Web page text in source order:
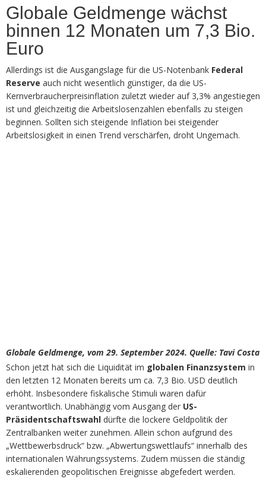
Globale Geldmenge wächst
binnen 12 Monaten um 7,3 Bio.
Euro
Allerdings ist die Ausgangslage für die US-Notenbank Federal
Reserve auch nicht wesentlich günstiger, da die US-
Kernverbraucherpreisinflation zuletzt wieder auf 3,3% angestiegen
ist und gleichzeitig die Arbeitslosenzahlen ebenfalls zu steigen
beginnen. Sollten sich steigende Inflation bei steigender
Arbeitslosigkeit in einen Trend verschärfen, droht Ungemach.
Globale Geldmenge, vom 29. September 2024. Quelle: Tavi Costa
Schon jetzt hat sich die Liquidität im globalen Finanzsystem in
den letzten 12 Monaten bereits um ca. 7,3 Bio. USD deutlich
erhöht. Insbesondere fiskalische Stimuli waren dafür
verantwortlich. Unabhängig vom Ausgang der US-
Präsidentschaftswahl dürfte die lockere Geldpolitik der
Zentralbanken weiter zunehmen. Allein schon aufgrund des
„Wettbewerbsdruck“ bzw. „Abwertungswettlaufs“ innerhalb des
internationalen Währungssystems. Zudem müssen die ständig
eskalierenden geopolitischen Ereignisse abgefedert werden.